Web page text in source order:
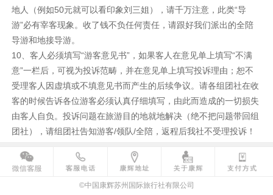
地人（例如50元就可以看印象刘三姐），请千万注意，此类“导
游”必有宰客现象。收了钱不负任何责任，请跟好我们派出的全陪
导游和地接导游。
10、客人必须填写“游客意见书”，如果客人在意见单上填写“不满
意”一栏后，可视为投诉范畴，并在意见单上填写投诉理由；恕不
受理客人因虚填或不填意见书而产生的后续争议。请各组团社在收
客的时候告诉各位游客必须认真仔细填写，由此而造成的一切损失
由客人自负。投诉问题在旅游目的地就地解决（绝不把问题带回组
团社），请组团社告知游客/领队/全陪，返程后我社不受理投诉！
©中国康辉苏州国际旅行社有限公司